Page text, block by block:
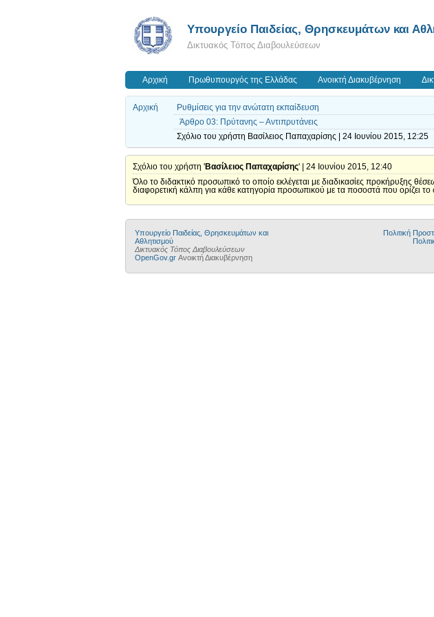
Υπουργείο Παιδείας, Θρησκευμάτων και
Δικτυακός Τόπος Διαβουλεύσεων
Αρχική Πρωθυπουργός της Ελλάδας Ανοικτή Διακυβέρνηση
Αρχική
Ρυθμίσεις για την ανώτατη εκπαίδευση
Άρθρο 03: Πρύτανης – Αντιπρυτάνεις
Σχόλιο του χρήστη Βασίλειος Παπαχαρίσης | 24 Ιουνίου 2015, 12:25
Σχόλιο του χρήστη 'Βασίλειος Παπαχαρίσης' | 24 Ιουνίου 2015, 12:40
Όλο το διδακτικό προσωπικό το οποίο εκλέγεται με διαδικασίες προκήρυξης
διαφορετική κάλπη για κάθε κατηγορία προσωπικού με τα ποσοστά που ορίζει το
Υπουργείο Παιδείας, Θρησκευμάτων και
Αθλητισμού
Δικτυακός Τόπος Διαβουλεύσεων
OpenGov.gr Ανοικτή Διακυβέρνηση
Πολιτική